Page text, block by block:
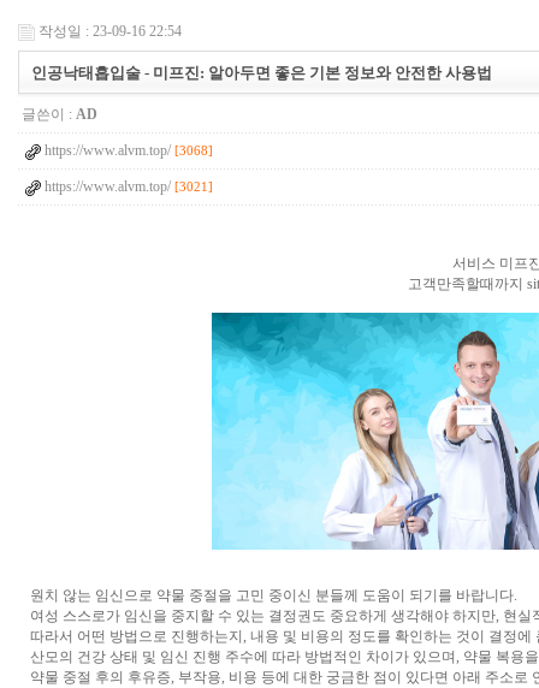
작성일 : 23-09-16 22:54
인공낙태흡입술 - 미프진: 알아두면 좋은 기본 정보와 안전한 사용법
글쓴이 : AD
https://www.alvm.top/ [3068]
https://www.alvm.top/ [3021]
서비스 미프
고객만족할때까지
원치 않는 임신으로 약물 중절을 고민 중이신 분들께 도움이 되기를 바랍니다.
여성 스스로가 임신을 중지할 수 있는 결정권도 중요하게 생각해야 하지만, 현
따라서 어떤 방법으로 진행하는지, 내용 및 비용의 정도를 확인하는 것이 결정에
산모의 건강 상태 및 임신 진행 주수에 따라 방법적인 차이가 있으며, 약물 복용
약물 중절 후의 후유증, 부작용, 비용 등에 대한 궁금한 점이 있다면 아래 주소로